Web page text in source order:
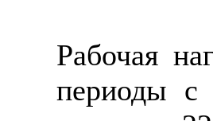
Рабочая
периоды